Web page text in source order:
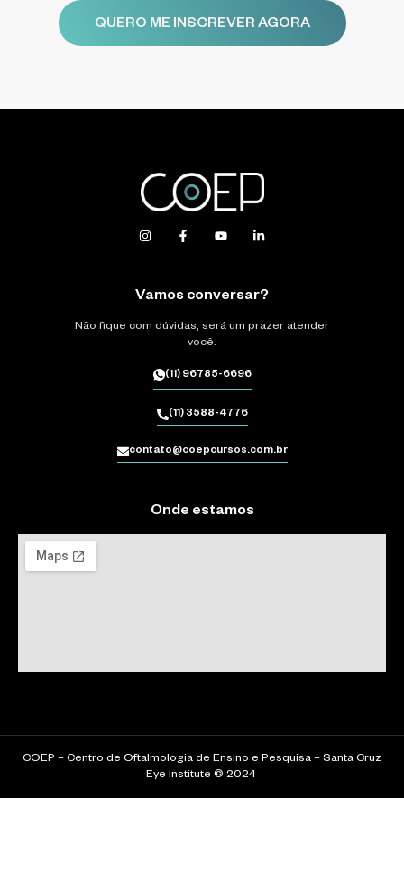
QUERO ME INSCREVER AGORA
Vamos conversar?
Não fique com dúvidas, será um prazer atender
você.
(11) 96785-6696
(11) 3588-4776
contato@coepcursos.com.br
Onde estamos
COEP – Centro de Oftalmologia de Ensino e Pesquisa – Santa Cruz
Eye Institute © 2024